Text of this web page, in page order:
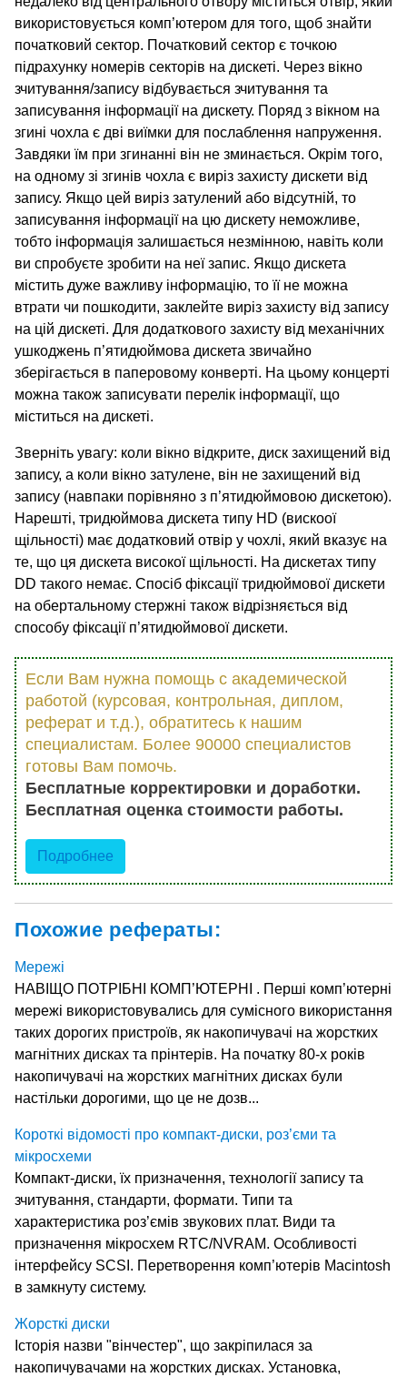
використовується комп’ютером для того, щоб знайти
початковий сектор. Початковий сектор є точкою
підрахунку номерів секторів на дискеті. Через вікно
зчитування/запису відбувається зчитування та
записування інформації на дискету. Поряд з вікном на
згині чохла є дві виїмки для послаблення напруження.
Завдяки їм при згинанні він не зминається. Окрім того,
на одному зі згинів чохла є виріз захисту дискети від
запису. Якщо цей виріз затулений або відсутній, то
записування інформації на цю дискету неможливе,
тобто інформація залишається незмінною, навіть коли
ви спробуєте зробити на неї запис. Якщо дискета
містить дуже важливу інформацію, то її не можна
втрати чи пошкодити, заклейте виріз захисту від запису
на цій дискеті. Для додаткового захисту від механічних
ушкоджень п’ятидюймова дискета звичайно
зберігається в паперовому конверті. На цьому концерті
можна також записувати перелік інформації, що
міститься на дискеті.
Зверніть увагу: коли вікно відкрите, диск захищений від
запису, а коли вікно затулене, він не захищений від
запису (навпаки порівняно з п’ятидюймовою дискетою).
Нарешті, тридюймова дискета типу HD (вискоої
щільності) має додатковий отвір у чохлі, який вказує на
те, що ця дискета високої щільності. На дискетах типу
DD такого немає. Спосіб фіксації тридюймової дискети
на обертальному стержні також відрізняється від
способу фіксації п’ятидюймової дискети.
Если Вам нужна помощь с академической
работой (курсовая, контрольная, диплом,
реферат и т.д.), обратитесь к нашим
специалистам. Более 90000 специалистов
готовы Вам помочь.
Бесплатные корректировки и доработки.
Бесплатная оценка стоимости работы.
Подробнее
Похожие рефераты:
Мережі
НАВІЩО ПОТРІБНІ КОМП’ЮТЕРНІ . Перші комп’ютерні
мережі використовувались для сумісного використання
таких дорогих пристроїв, як накопичувачі на жорстких
магнітних дисках та прінтерів. На початку 80-х років
накопичувачі на жорстких магнітних дисках були
настільки дорогими, що це не дозв...
Короткі відомості про компакт-диски, роз’єми та
мікросхеми
Компакт-диски, їх призначення, технології запису та
зчитування, стандарти, формати. Типи та
характеристика роз’ємів звукових плат. Види та
призначення мікросхем RTC/NVRAM. Особливості
інтерфейсу SCSI. Перетворення комп’ютерів Macintosh
в замкнуту систему.
Жорсткі диски
Історія назви "вінчестер", що закріпилася за
накопичувачами на жорстких дисках. Установка,